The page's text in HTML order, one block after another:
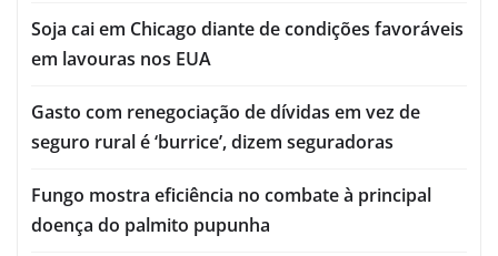
Soja cai em Chicago diante de condições favoráveis
em lavouras nos EUA
Gasto com renegociação de dívidas em vez de
seguro rural é ‘burrice’, dizem seguradoras
Fungo mostra eficiência no combate à principal
doença do palmito pupunha